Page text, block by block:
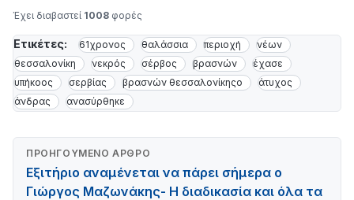
Έχει διαβαστεί 1008 φορές
Ετικέτες: 61χρονος θαλάσσια περιοχή
νέων
θεσσαλονίκη
νεκρός σέρβος βρασνών
έχασε
υπήκοος
σερβίας βρασνών θεσσαλονίκηςο
άτυχος
άνδρας
ανασύρθηκε
ΠΡΟΗΓΟΎΜΕΝΟ ΆΡΘΡΟ
Εξιτήριο αναμένεται να πάρει σήμερα ο
Γιώργος Μαζωνάκης- Η διαδικασία και όλα τα